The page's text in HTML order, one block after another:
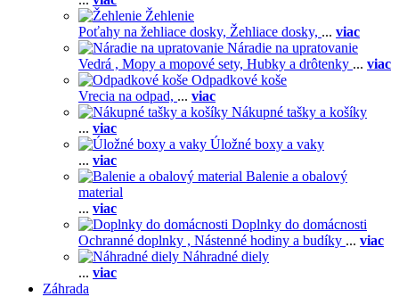
Žehlenie
Poťahy na žehliace dosky, Žehliace dosky, ... viac
Náradie na upratovanie
Vedrá , Mopy a mopové sety, Hubky a drôtenky ... viac
Odpadkové koše
Vrecia na odpad, ... viac
Nákupné tašky a košíky
... viac
Úložné boxy a vaky
... viac
Balenie a obalový
material
... viac
Doplnky do domácnosti
Ochranné doplnky , Nástenné hodiny a budíky ... viac
Náhradné diely
... viac
Záhrada